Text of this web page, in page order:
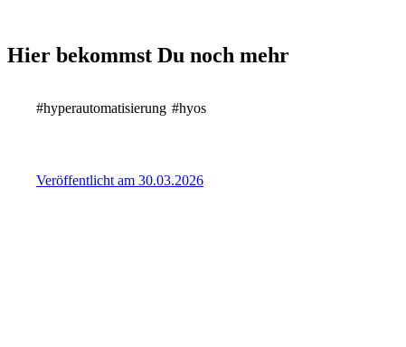
Hier bekommst Du noch mehr
#hyperautomatisierung #hyos
Veröffentlicht am 30.03.2026